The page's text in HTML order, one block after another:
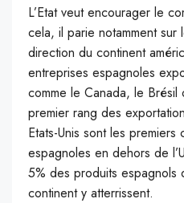
L’Etat veut encourager le
cela, il parie notamment
direction du continent
entreprises espagnoles
comme le Canada, le
premier rang des
Etats-Unis sont les premiers
espagnoles en dehors de
5% des produits espagnols
continent y atterrissent.